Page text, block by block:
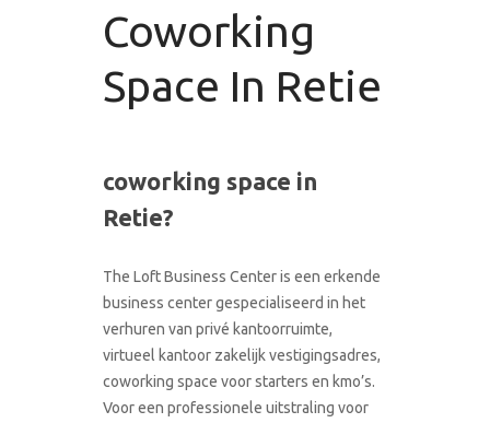
Co-working space
Coaching / Consulting
Coworking
Space In Retie
coworking space in
Retie?
The Loft Business Center is een erkende
business center gespecialiseerd in het
verhuren van privé kantoorruimte,
virtueel kantoor zakelijk vestigingsadres,
coworking space voor starters en kmo’s.
Voor een professionele uitstraling voor